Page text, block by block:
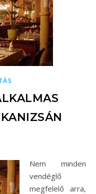
Nem minden
vendéglő
megfelelő arra,